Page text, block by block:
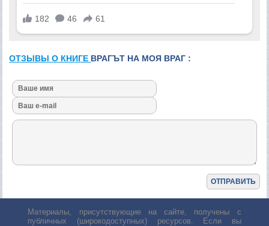
ОТЗЫВЫ О КНИГЕ ВРАГЪТ НА МОЯ ВРАГ :
Материалы, присутствующие на сайте, получены с
публичных (широкодоступных) ресурсов. Если вы